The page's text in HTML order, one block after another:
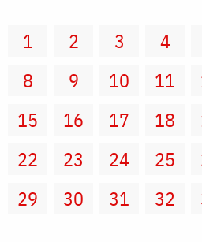
1 2 3 4
8
9 10 11
15
16 17 18
22
23 24 25
29
30 31 32